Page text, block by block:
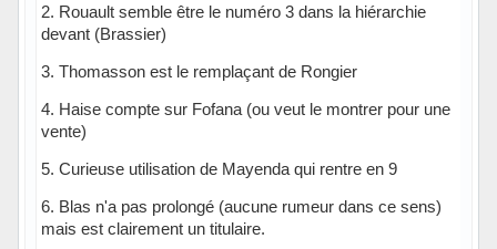
2. Rouault semble être le numéro 3 dans la hiérarchie
devant (Brassier)
3. Thomasson est le remplaçant de Rongier
4. Haise compte sur Fofana (ou veut le montrer pour une
vente)
5. Curieuse utilisation de Mayenda qui rentre en 9
6. Blas n'a pas prolongé (aucune rumeur dans ce sens)
mais est clairement un titulaire.